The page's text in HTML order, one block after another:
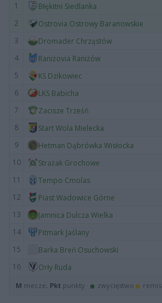
1 Błękitni Siedlanka
2
Ostrovia Ostrowy Baranowskie
3
Dromader Chrząstów
4
Raniżovia Raniżów
5
KS Dzikowiec
6
LKS Babicha
7
Zacisze Trześń
8
Start Wola Mielecka
9
Hetman Dąbrówka Wisłocka
10
Strażak Grochowe
11
Tempo Cmolas
12
Piast Wadowice Górne
13
Jamnica Dulcza Wielka
14
Pitmark Jaślany
15
Barka Breń Osuchowski
16
Orły Ruda
M mecze, Pkt punkty · zwycięstwo remis